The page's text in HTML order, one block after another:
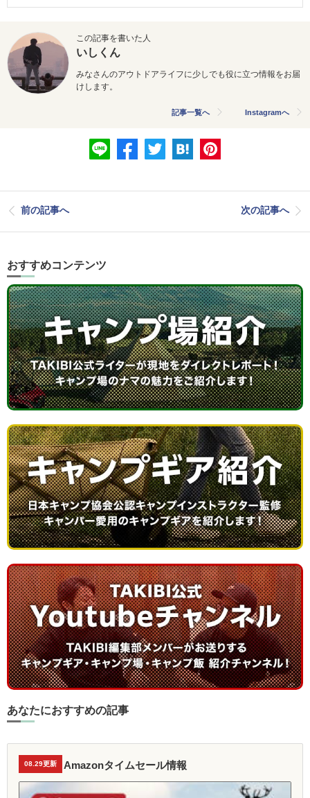
この記事を書いた人
いしくん
みなさんのアウトドアライフに少しでも役に立つ情報をお届
けします。
記事一覧へ Instagramへ
前の記事へ 次の記事へ
おすすめコンテンツ
あなたにおすすめの記事
08.29更新 Amazonタイムセール情報